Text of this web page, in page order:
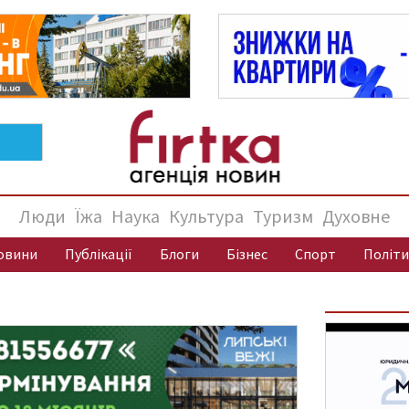
Люди Їжа Наука Культура Туризм Духовне
Публікації Блоги Бізнес Спорт